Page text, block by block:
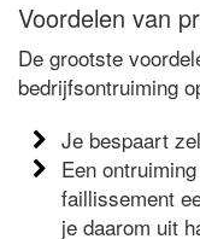
Voordelen van
De grootste
bedrijfsontruiming
Je bespaart
Een
faillissement
je daarom uit